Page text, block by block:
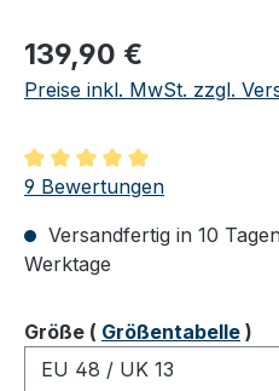
Regulärer Preis:
139,90 €
Preise inkl. MwSt. zzgl.
Durchschnittliche
9 Bewertungen
Versandfertig in 10
Werktage
Größeauswählen
( Größentabelle )